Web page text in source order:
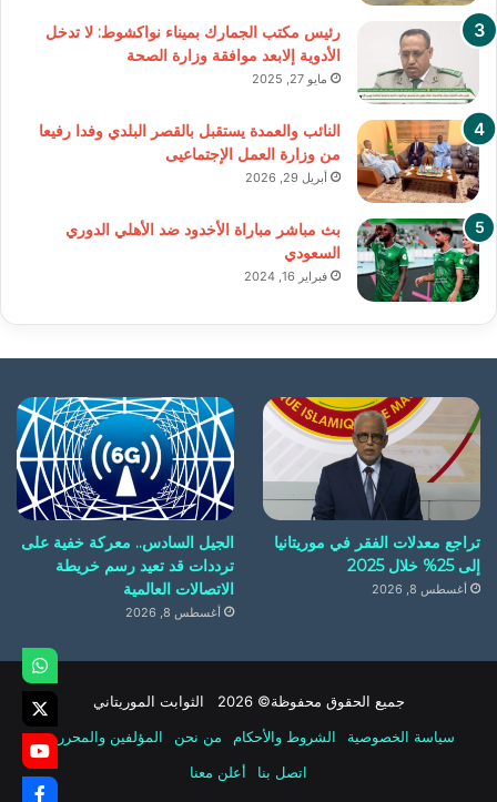
رئيس مكتب الجمارك بميناء نواكشوط: لا تدخل
الأدوية إلابعد موافقة وزارة الصحة
مايو 27, 2025
النائب والعمدة يستقبل بالقصر البلدي وفدا رفيعا
من وزارة العمل الإجتماعيى
أبريل 29, 2026
بث مباشر مباراة الأخدود ضد الأهلي الدوري
السعودي
فبراير 16, 2024
تراجع معدلات الفقر في موريتانيا
إلى 25% خلال 2025
أغسطس 8, 2026
الجيل السادس.. معركة خفية على
ترددات قد تعيد رسم خريطة
الاتصالات العالمية
أغسطس 8, 2026
جميع الحقوق محفوظة© 2026 الثوابت الموريتاني
سياسة الخصوصية
الشروط والأحكام من نحن
المؤلفين والمحررين
اتصل بنا
أعلن معنا